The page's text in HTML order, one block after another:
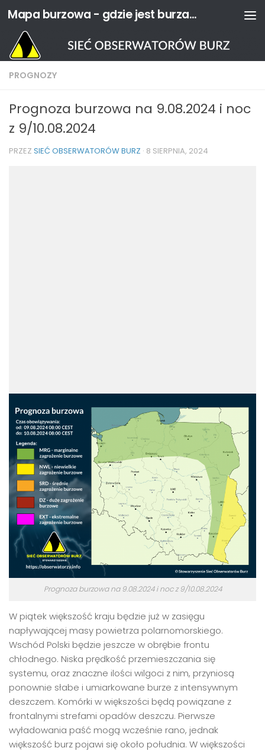
Przejdź do treści Mapa burzowa - gdzie jest burza? | Sieć Obserwatorów Burz
PROGNOZY
Prognoza burzowa na 9.08.2024 i noc
z 9/10.08.2024
PRZEZ SIEĆ OBSERWATORÓW BURZ · 8 SIERPNIA, 2024
Prognoza burzowa na 9.08.2024 i noc z 9/10.08.2024
W piątek większość kraju będzie już w zasięgu
napływającej masy powietrza polarnomorskiego.
Wschód Polski będzie jeszcze w obrębie frontu
chłodnego. Niska prędkość przemieszczania się
systemu, oraz znaczne ilości wilgoci z nim, przyniosą
ponownie słabe i umiarkowane burze z intensywnym
deszczem. Komórki w większości będą powiązane z
frontalnymi strefami opadów deszczu. Pierwsze
wyładowania paść mogą wcześnie rano, jednak
większość burz pojawi się około południa. W większości